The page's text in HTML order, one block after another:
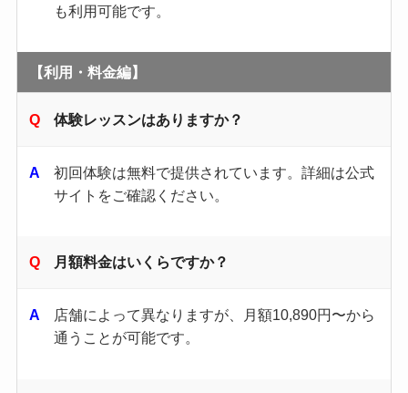
も利用可能です。
【利用・料金編】
体験レッスンはありますか？
初回体験は無料で提供されています。​詳細は公式
サイトをご確認ください。​
月額料金はいくらですか？
店舗によって異なりますが、月額10,890円〜から
通うことが可能です。